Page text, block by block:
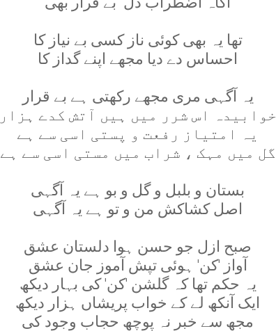
تھا يہ بھی کوئی ناز کسی بے نياز کا
احساس دے ديا مجھے اپنے گداز کا
يہ آگہی مری مجھے رکھتی ہے بے قرار
خوابيدہ اس شرر ميں ہيں آتش کدے ہزار
يہ امتياز رفعت و پستی اسی سے ہے
گل ميں مہک ، شراب ميں مستی اسی سے ہے
بستان و بلبل و گل و بو ہے يہ آگہی
اصل کشاکش من و تو ہے يہ آگہی
صبح ازل جو حسن ہوا دلستان عشق
آواز 'کن' ہوئی تپش آموز جان عشق
يہ حکم تھا کہ گلشن 'کن' کی بہار ديکھ
ايک آنکھ لے کے خواب پريشاں ہزار ديکھ
مجھ سے خبر نہ پوچھ حجاب وجود کی